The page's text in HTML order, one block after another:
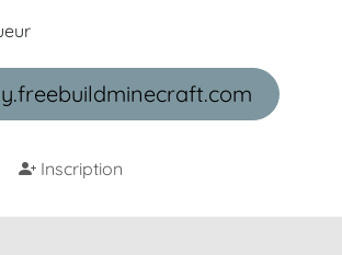
Inscription